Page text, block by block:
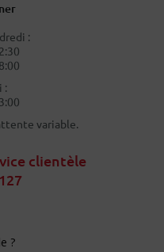
:
:
variable.
clientèle